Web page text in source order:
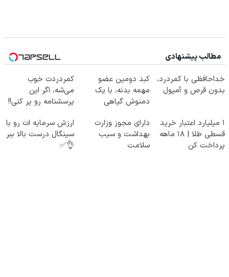
مطالب پیشنهادی
خداحافظی با کمردرد،
بدون قرص و آمپول
کبد دومین عضو
مهمه بدنه، با یک
دمنوش گیاهی
کمردردت خوب
می‌شه، اگر این
پرسشنامه رو پر کنی!!
۱ میلیارد اعتبار خرید
قسطی طلا | ۱۸ ماهه
پرداخت کن
دارای مجوز وزارت
بهداشت و سیب
سلامت
ارزش سرمایه ات رو با
سینگال درست بالا ببر
👌✅